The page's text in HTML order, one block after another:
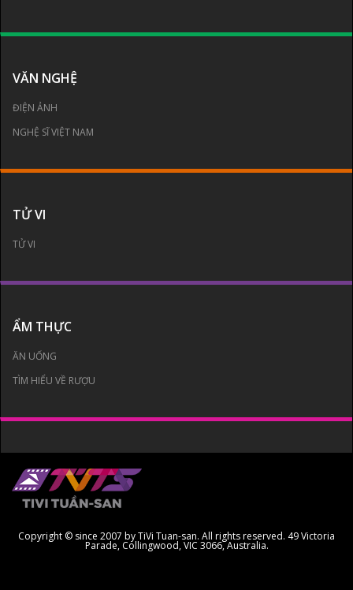
VĂN NGHỆ
ĐIỆN ẢNH
NGHỆ SĨ VIỆT NAM
TỬ VI
TỬ VI
ẨM THỰC
ĂN UỐNG
TÌM HIỂU VỀ RƯỢU
Copyright © since 2007 by TiVi Tuan-san. All rights reserved. 49 Victoria
Parade, Collingwood, VIC 3066, Australia.